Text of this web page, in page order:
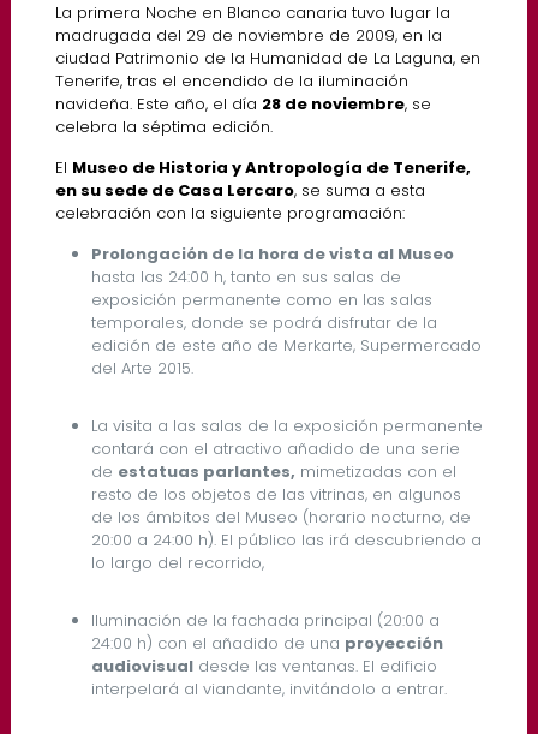
La primera Noche en Blanco canaria tuvo lugar la
madrugada del 29 de noviembre de 2009, en la
ciudad Patrimonio de la Humanidad de La Laguna, en
Tenerife, tras el encendido de la iluminación
navideña. Este año, el día 28 de noviembre, se
celebra la séptima edición.
El Museo de Historia y Antropología de Tenerife,
en su sede de Casa Lercaro, se suma a esta
celebración con la siguiente programación:
Prolongación de la hora de vista al Museo
hasta las 24:00 h, tanto en sus salas de
exposición permanente como en las salas
temporales, donde se podrá disfrutar de la
edición de este año de Merkarte, Supermercado
del Arte 2015.
La visita a las salas de la exposición permanente
contará con el atractivo añadido de una serie
de estatuas parlantes, mimetizadas con el
resto de los objetos de las vitrinas, en algunos
de los ámbitos del Museo (horario nocturno, de
20:00 a 24:00 h). El público las irá descubriendo a
lo largo del recorrido,
Iluminación de la fachada principal (20:00 a
24:00 h) con el añadido de una proyección
audiovisualdesde las ventanas. El edificio
interpelará al viandante, invitándolo a entrar.